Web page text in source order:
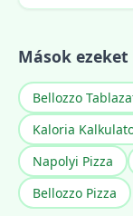
Mások
Bellozzo
Kaloria
Napolyi Pizza
Bellozzo Pizza